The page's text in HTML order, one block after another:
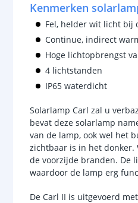
Kenmerken
Fel, helder wit licht bij
Continue, indirect
Hoge lichtopbrengst
4 lichtstanden
IP65 waterdicht
Solarlamp Carl zal u
bevat deze solarlamp
van de lamp, ook wel het
zichtbaar is in het donker.
de voorzijde branden. De
waardoor de lamp erg
De Carl II is uitgevoerd